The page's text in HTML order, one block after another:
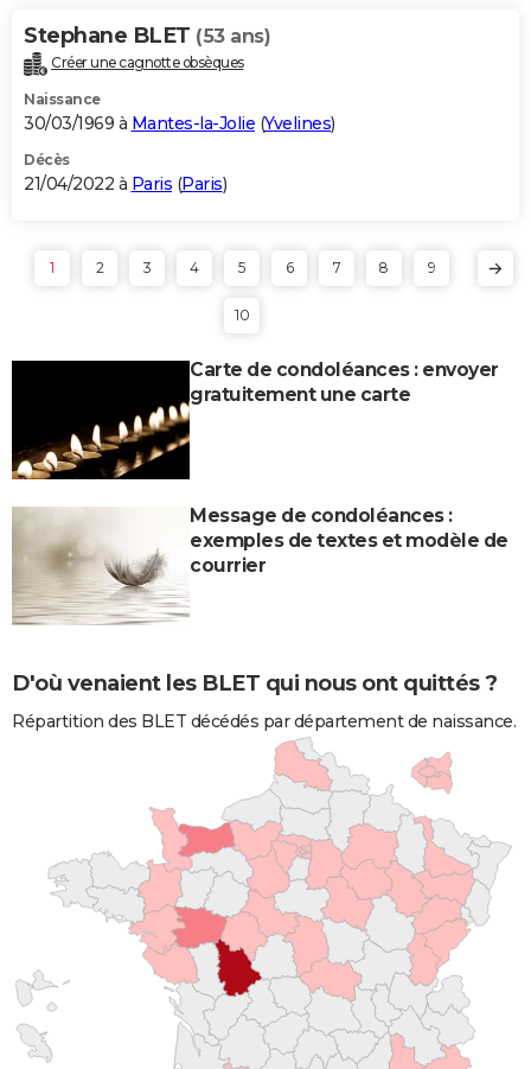
Stephane BLET (53 ans)
Créer une cagnotte obsèques
Naissance
30/03/1969 à Mantes-la-Jolie (Yvelines)
Décès
21/04/2022 à Paris (Paris)
1 2 3 4 5 6 7 8 9
10
Carte de condoléances : envoyer
gratuitement une carte
Message de condoléances :
exemples de textes et modèle de
courrier
D'où venaient les BLET qui nous ont quittés ?
Répartition des BLET décédés par département de naissance.